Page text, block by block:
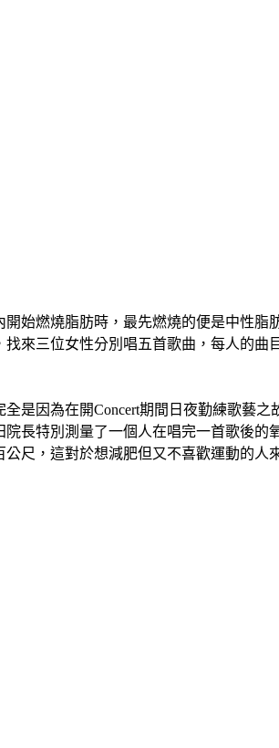
始燃燒脂肪時，最先燃燒的便是中性
來三位女性分別唱五首歌曲，每人的
全是因為在開Concert期間日夜勤練歌藝之
長特別測量了一個人在唱完一首歌後
尺，這對於想減肥但又不喜歡運動的人